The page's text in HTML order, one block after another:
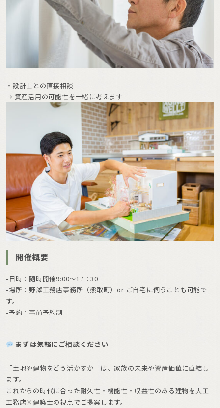
・設計士との直接相談
→ 資産活用の可能性を一緒に考えます
開催概要
•日時：随時開催9:00〜17：30
•場所：野澤工務店事務所（熊取町）or ご自宅に伺うことも可能で
す。
•予約：事前予約制
まずは気軽にご相談ください
「土地や建物をどう活かすか」は、家族の未来や資産価値に直結し
ます。
これからの時代に合った耐久性・機能性・収益性のある建物を大工
工務店×建築士の視点でご提案します。